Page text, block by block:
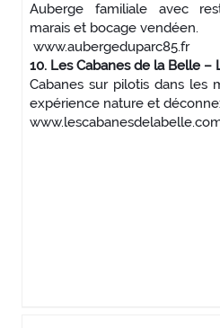
Auberge familiale avec
marais et bocage vendéen.
www.aubergeduparc85.fr
10. Les Cabanes de la Belle –
Cabanes sur pilotis dans les
expérience nature et